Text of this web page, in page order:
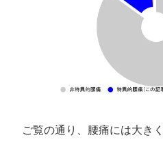
ご覧の通り、腰痛には大き